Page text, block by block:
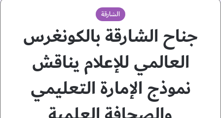
الشارقة
جناح الشارقة بالكونغرس
العالمي للإعلام يناقش
نموذج الإمارة التعليمي